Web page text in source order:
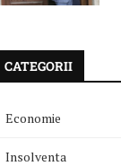
CATEGORII
Economie
Insolventa